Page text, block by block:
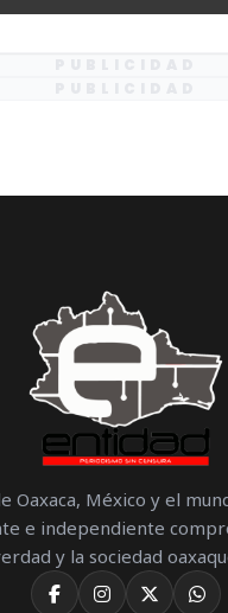
Oaxaca, México y el
e independiente
y la sociedad